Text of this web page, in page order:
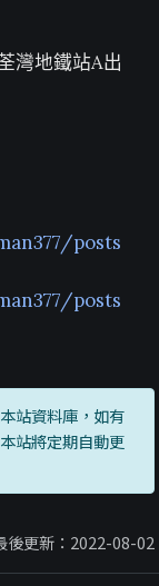
灣地鐵站A出
posts
posts
站資料庫，如有
站將定期自動更
後更新：2022-08-02